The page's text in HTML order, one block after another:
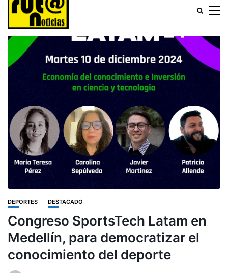
DEPORTES DESTACADO
Congreso SportsTech Latam en
Medellín, para democratizar el
conocimiento del deporte